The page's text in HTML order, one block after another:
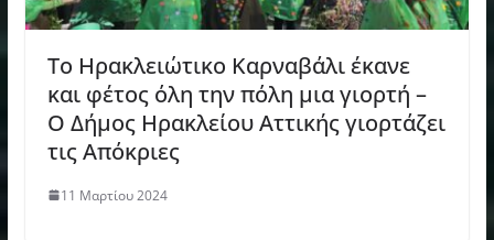
Το Ηρακλειώτικο Καρναβάλι έκανε
και φέτος όλη την πόλη μια γιορτή –
Ο Δήμος Ηρακλείου Αττικής γιορτάζει
τις Απόκριες
11 Μαρτίου 2024